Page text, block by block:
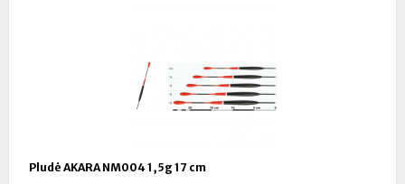
Pludė AKARA NM004 1,5g 17 cm